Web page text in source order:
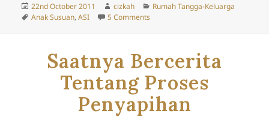
Posted
on
22nd October 2011 Author
cizkah Categories
Rumah Tangga-Keluarga
Tags
Anak Susuan,ASI 5 Commentson Ziyad dan Thoriq Punya Adik
Saatnya Bercerita
Tentang Proses
Penyapihan